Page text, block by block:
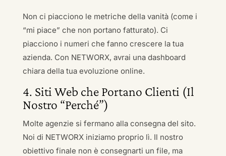
Non ci piacciono le metriche della vanità (come i
“mi piace” che non portano fatturato). Ci
piacciono i numeri che fanno crescere la tua
azienda. Con NETWORX, avrai una dashboard
chiara della tua evoluzione online.
4. Siti Web che Portano Clienti (Il
Nostro “Perché”)
Molte agenzie si fermano alla consegna del sito.
Noi di NETWORX iniziamo proprio lì. Il nostro
obiettivo finale non è consegnarti un file, ma